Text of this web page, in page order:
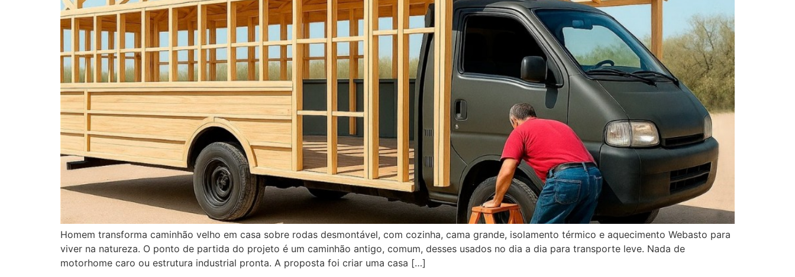
Homem transforma caminhão velho em casa sobre rodas desmontável, com cozinha, cama grande, isolamento térmico e aquecimento Webasto para
viver na natureza. O ponto de partida do projeto é um caminhão antigo, comum, desses usados no dia a dia para transporte leve. Nada de
motorhome caro ou estrutura industrial pronta. A proposta foi criar uma casa […]